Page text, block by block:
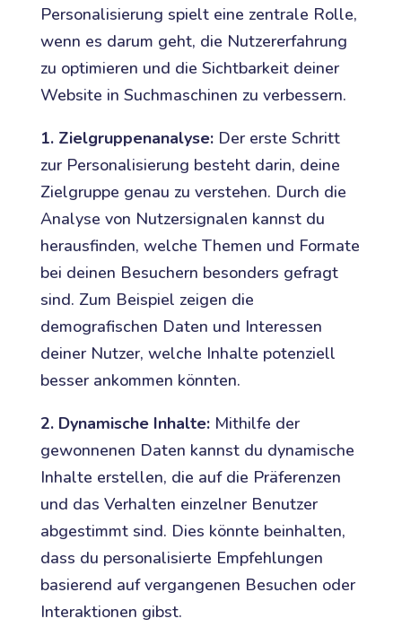
Personalisierung spielt eine zentrale Rolle,
wenn es darum geht, die Nutzererfahrung
zu optimieren und die Sichtbarkeit deiner
Website in Suchmaschinen zu verbessern.
1. Zielgruppenanalyse:Der erste Schritt
zur Personalisierung besteht darin, deine
Zielgruppe genau zu verstehen. Durch die
Analyse von Nutzersignalen kannst du
herausfinden, welche Themen und Formate
bei deinen Besuchern besonders gefragt
sind. Zum Beispiel zeigen die
demografischen Daten und Interessen
deiner Nutzer, welche Inhalte potenziell
besser ankommen könnten.
2. Dynamische Inhalte:Mithilfe der
gewonnenen Daten kannst du dynamische
Inhalte erstellen, die auf die Präferenzen
und das Verhalten einzelner Benutzer
abgestimmt sind. Dies könnte beinhalten,
dass du personalisierte Empfehlungen
basierend auf vergangenen Besuchen oder
Interaktionen gibst.